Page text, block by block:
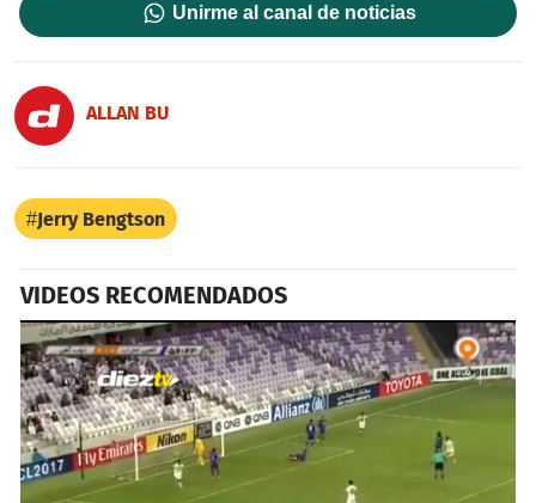
Unirme al canal de noticias
ALLAN BU
Jerry Bengtson
VIDEOS RECOMENDADOS